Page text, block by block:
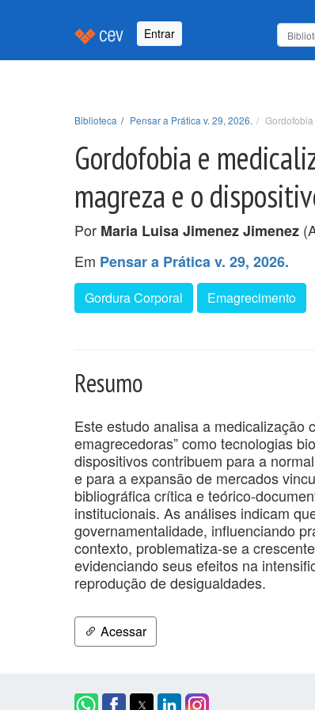
Entrar
Biblioteca Pensar a Prática v. 29, 2026.
Gordofobia e
magreza e o
Por Maria Luisa Jimenez Jimenez
Em Pensar a Prática v. 29, 2026.
Gordura Corporal Emagrecimento
Resumo
Este estudo analisa a medicalização
emagrecedoras” como tecnologias
dispositivos contribuem para a
e para a expansão de mercados
bibliográfica crítica e teórico-
institucionais. As análises indicam
governamentalidade, influenciando
contexto, problematiza-se a
evidenciando seus efeitos na
reprodução de desigualdades.
Acessar